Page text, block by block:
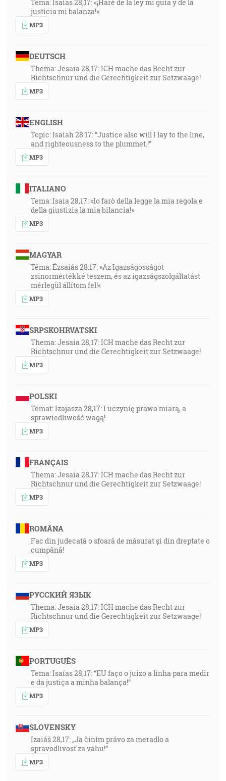
Tema: Isaías 28,17: «¡Haré de la ley mi guía y de la
justicia mi balanza!»
MP3
DEUTSCH
Thema: Jesaia 28,17: ICH mache das Recht zur
Richtschnur und die Gerechtigkeit zur Setzwaage!
MP3
ENGLISH
Topic: Isaiah 28:17: “Justice also will I lay to the line,
and righteousness to the plummet.!”
MP3
ITALIANO
Tema: Isaia 28,17: «Io farò della legge la mia regola e
della giustizia la mia bilancia!»
MP3
MAGYAR
Téma: Ézsaiás 28:17: »Az Igazságosságot
zsinormértékké teszem, és az igazságszolgáltatást
mérlegül állítom fel!«
MP3
SRPSKOHRVATSKI
Thema: Jesaia 28,17: ICH mache das Recht zur
Richtschnur und die Gerechtigkeit zur Setzwaage!
MP3
POLSKI
Temat: Izajasza 28,17: I uczynię prawo miarą, a
sprawiedliwość wagą!
MP3
FRANÇAIS
Thema: Jesaia 28,17: ICH mache das Recht zur
Richtschnur und die Gerechtigkeit zur Setzwaage!
MP3
ROMÂNA
Fac din judecată o sfoară de măsurat și din dreptate o
cumpănă!
MP3
РУССКИЙ ЯЗЫК
Thema: Jesaia 28,17: ICH mache das Recht zur
Richtschnur und die Gerechtigkeit zur Setzwaage!
MP3
PORTUGUÊS
Tema: Isaías 28,17: “EU faço o juizo a linha para medir
e da justiça a minha balança!”
MP3
SLOVENSKY
Izaiáš 28,17: „Ja činím právo za meradlo a
spravodlivosť za váhu!“
MP3